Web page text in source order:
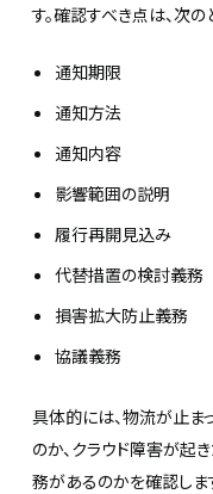
す。確認すべき点は、次の
通知期限
通知方法
通知内容
影響範囲の説明
履行再開見込み
代替措置の検討義務
損害拡大防止義務
協議義務
具体的には、物流が止ま
のか、クラウド障害が起
務があるのかを確認しま